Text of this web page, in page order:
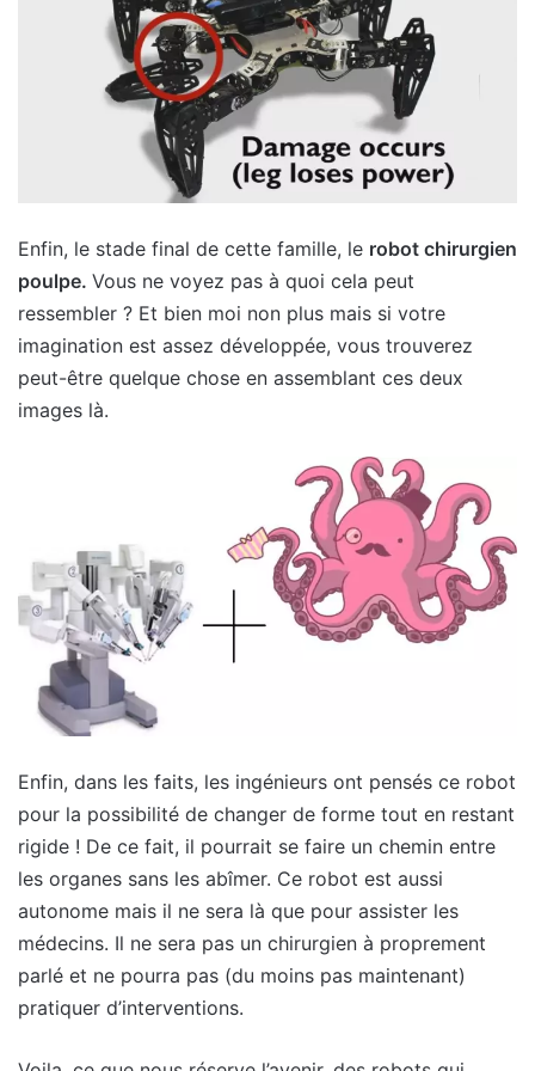
Enfin, le stade final de cette famille, le robot chirurgien
poulpe. Vous ne voyez pas à quoi cela peut
ressembler ? Et bien moi non plus mais si votre
imagination est assez développée, vous trouverez
peut-être quelque chose en assemblant ces deux
images là.
Enfin, dans les faits, les ingénieurs ont pensés ce robot
pour la possibilité de changer de forme tout en restant
rigide ! De ce fait, il pourrait se faire un chemin entre
les organes sans les abîmer. Ce robot est aussi
autonome mais il ne sera là que pour assister les
médecins. Il ne sera pas un chirurgien à proprement
parlé et ne pourra pas (du moins pas maintenant)
pratiquer d’interventions.